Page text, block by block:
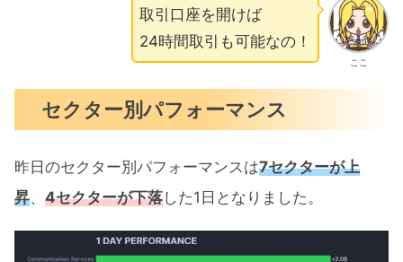
ここ
取引口座を開けば
24時間取引も可能なの！
セクター別パフォーマンス
昨日のセクター別パフォーマンスは7セクターが上
昇、 4セクターが下落した1日となりました。